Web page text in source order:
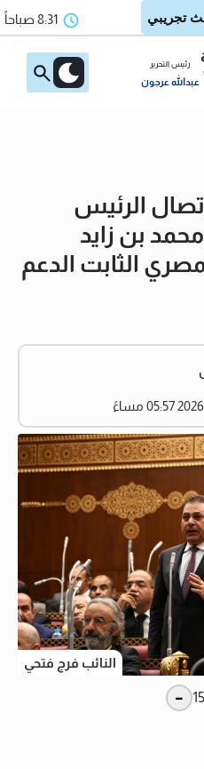
8:31 صباحاً
رئيس التحرير
عبدالله عرجون
الرئيس
بن زايد
الثابت الدعم
النائب فرج فتحي
15
-